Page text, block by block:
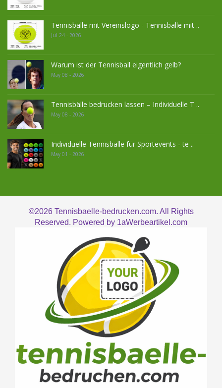
Tennisbälle mit Vereinslogo - Tennisbälle mit ..
Jul 24 - 2026
Warum ist der Tennisball eigentlich gelb?
May 08 - 2026
Tennisbälle bedrucken lassen – Individuelle T ..
May 08 - 2026
Individuelle Tennisbälle für Sportevents - te ..
May 01 - 2026
©2026 Tennisbaelle-bedrucken.com. All Rights
Reserved. Powered by 1aWerbeartikel.com